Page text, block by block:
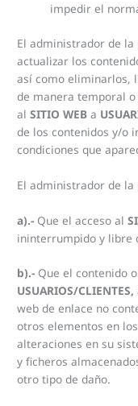
impedir el
El administrador de la
actualizar los
así como eliminarlos,
de manera temporal
alSITIO WEB a
de los contenidos y/o
condiciones que
El administrador de
a).- Que el acceso al
ininterrumpido y libre
b).- Que el contenido
USUARIOS/CLIENTES,
web de enlace no
otros elementos en
alteraciones en su
y ficheros
otro tipo de daño.